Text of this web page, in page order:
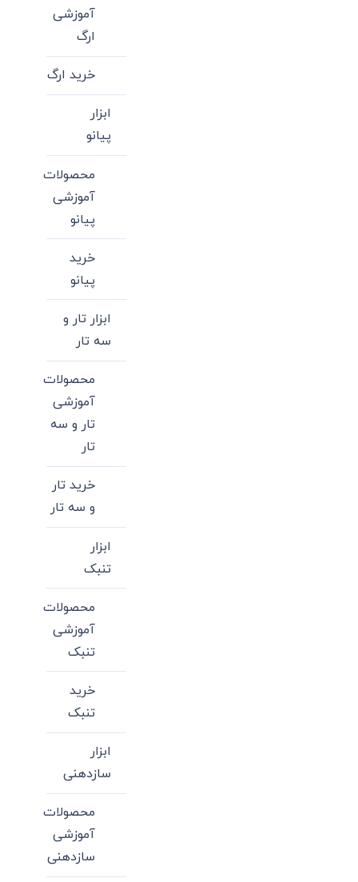
آموزشی
ارگ
خرید ارگ
ابزار
پیانو
محصولات
آموزشی
پیانو
خرید
پیانو
ابزار تار و
سه تار
محصولات
آموزشی
تار و سه
تار
خرید تار
و سه تار
ابزار
تنبک
محصولات
آموزشی
تنبک
خرید
تنبک
ابزار
سازدهنی
محصولات
آموزشی
سازدهنی